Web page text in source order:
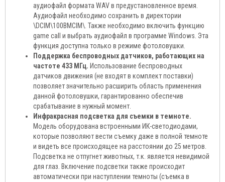
аудиофайл формата WAV в предустановленное время.
Аудиофайл необходимо сохранить в директории
\DCIM\100BMCIM\. Также необходимо включить функцию
game call и выбрать аудиофайл в программе Windows. Эта
функция доступна только в режиме фотоловушки.
Поддержка беспроводных датчиков, работающих на
частоте 433 МГц. Использование беспроводных
датчиков движения (не входят в комплект поставки)
позволяет значительно расширить область применения
данной фотоловушки, гарантированно обеспечив
срабатывание в нужный момент.
Инфракрасная подсветка для съемки в темноте.
Модель оборудована встроенными ИК-светодиодами,
которые позволяют вести съемку даже в полной темноте
и видеть все происходящее на расстоянии до 25 метров.
Подсветка не отпугнет животных, т.к. является невидимой
для глаз. Включение подсветки также происходит
автоматически при наступлении темноты (съемка в